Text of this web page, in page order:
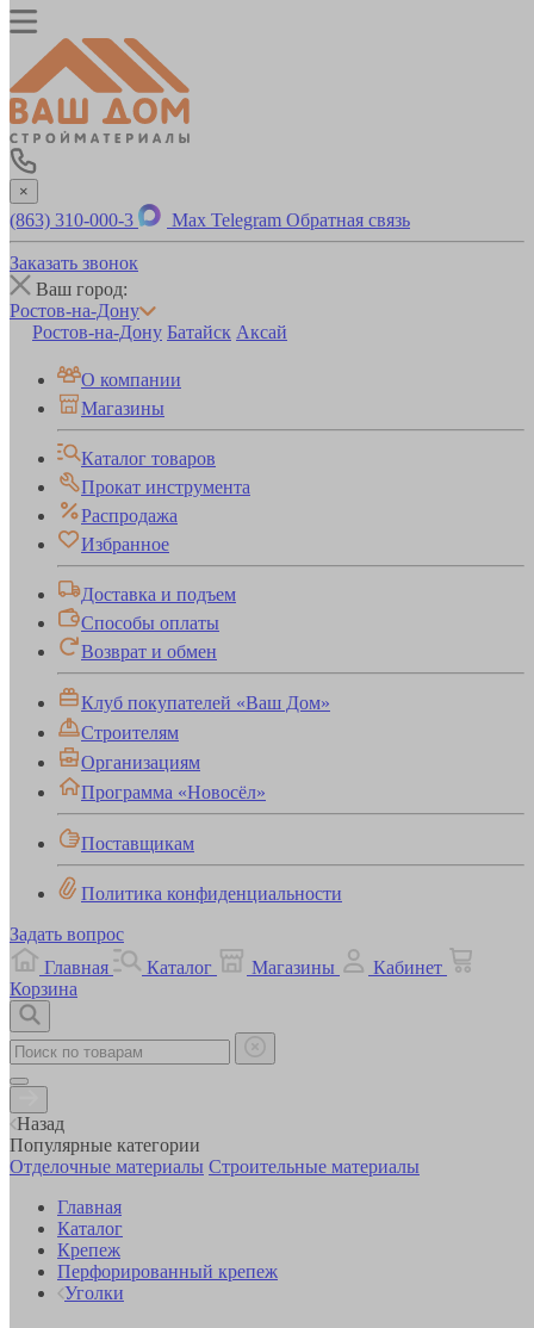
×
(863) 310-000-3 Max Telegram Обратная связь
Заказать звонок
Ваш город:
Ростов-на-Дону
Ростов-на-Дону Батайск Аксай
О компании
Магазины
Каталог товаров
Прокат инструмента
Распродажа
Избранное
Доставка и подъем
Способы оплаты
Возврат и обмен
Клуб покупателей «Ваш Дом»
Строителям
Организациям
Программа «Новосёл»
Поставщикам
Политика конфиденциальности
Задать вопрос
Главная
Каталог Магазины
Кабинет
Корзина
Назад
Популярные категории
Отделочные материалы Строительные материалы
Главная
Каталог
Крепеж
Перфорированный крепеж
Уголки